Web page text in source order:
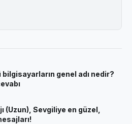
genel adı nedir?
(Uzun), Sevgiliye en güzel,